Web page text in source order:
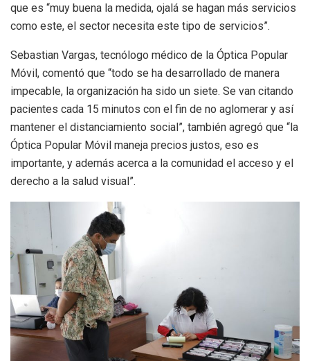
que es “muy buena la medida, ojalá se hagan más servicios
como este, el sector necesita este tipo de servicios”.
Sebastian Vargas, tecnólogo médico de la Óptica Popular
Móvil, comentó que “todo se ha desarrollado de manera
impecable, la organización ha sido un siete. Se van citando
pacientes cada 15 minutos con el fin de no aglomerar y así
mantener el distanciamiento social”, también agregó que “la
Óptica Popular Móvil maneja precios justos, eso es
importante, y además acerca a la comunidad el acceso y el
derecho a la salud visual”.